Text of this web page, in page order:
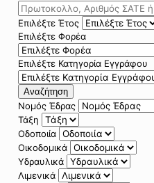
Επιλέξτε Έτος
Επιλέξτε Φορέα
Επιλέξτε Κατηγορία Εγγράφου
Αναζήτηση
Νομός Έδρας
Τάξη
Οδοποιία
Οικοδομικά
Υδραυλικά
Λιμενικά